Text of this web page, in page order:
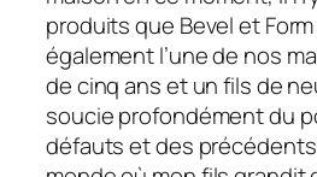
produits que Bevel et
également l’une de nos
de cinq ans et un fils de
soucie profondément du
défauts et des